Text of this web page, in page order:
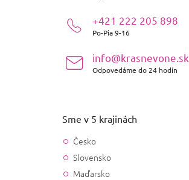
+421 222 205 898
Po-Pia 9-16
info@krasnevone.sk
Odpovedáme do 24 hodín
Sme v 5 krajinách
Česko
Slovensko
Maďarsko